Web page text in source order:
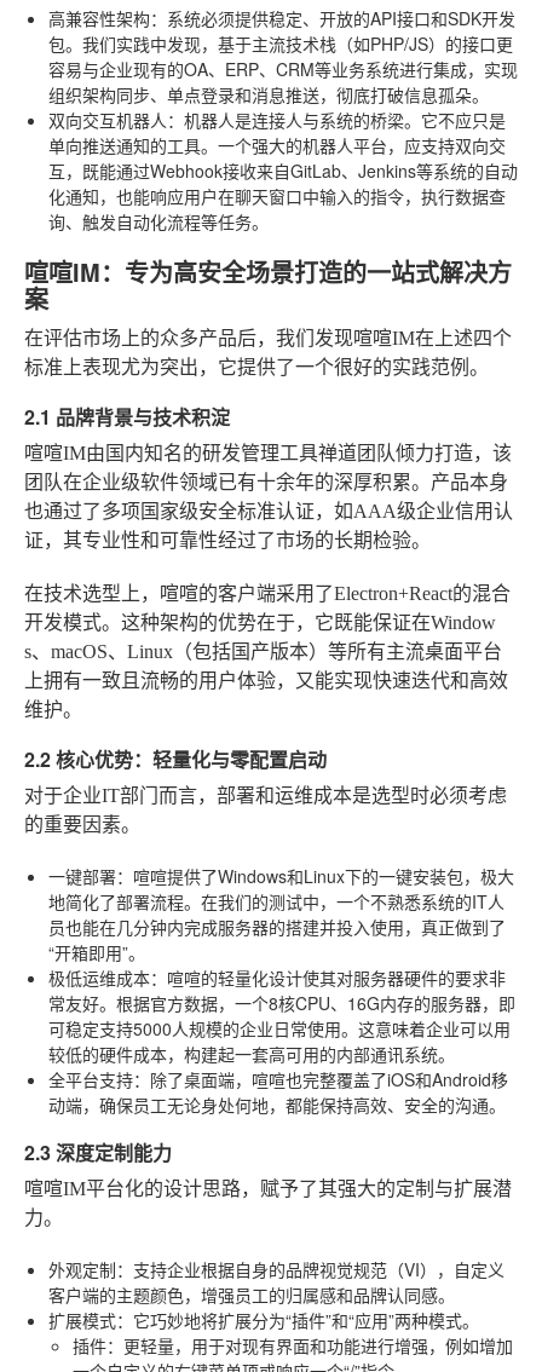
高兼容性架构：系统必须提供稳定、开放的API接口和SDK开发
包。我们实践中发现，基于主流技术栈（如PHP/JS）的接口更
容易与企业现有的OA、ERP、CRM等业务系统进行集成，实现
组织架构同步、单点登录和消息推送，彻底打破信息孤朵。
双向交互机器人 ：机器人是连接人与系统的桥梁。它不应只是
单向推送通知的工具。一个强大的机器人平台，应支持双向交
互，既能通过Webhook接收来自GitLab、Jenkins等系统的自动
化通知，也能响应用户在聊天窗口中输入的指令，执行数据查
询、触发自动化流程等任务。
喧喧IM：专为高安全场景打造的一站式解决方
案
在评估市场上的众多产品后，我们发现喧喧IM在上述四个
标准上表现尤为突出，它提供了一个很好的实践范例。
2.1 品牌背景与技术积淀
喧喧IM由国内知名的研发管理工具禅道团队倾力打造，该
团队在企业级软件领域已有十余年的深厚积累。产品本身
也通过了多项国家级安全标准认证，如AAA级企业信用认
证，其专业性和可靠性经过了市场的长期检验。
在技术选型上，喧喧的客户端采用了Electron+React的混合
开发模式。这种架构的优势在于，它既能保证在Window
s、macOS、Linux（包括国产版本）等所有主流桌面平台
上拥有一致且流畅的用户体验，又能实现快速迭代和高效
维护。
2.2 核心优势：轻量化与零配置启动
对于企业IT部门而言，部署和运维成本是选型时必须考虑
的重要因素。
一键部署：喧喧提供了Windows和Linux下的一键安装包，极大
地简化了部署流程。在我们的测试中，一个不熟悉系统的IT人
员也能在几分钟内完成服务器的搭建并投入使用，真正做到了
“开箱即用”。
极低运维成本：喧喧的轻量化设计使其对服务器硬件的要求非
常友好。根据官方数据，一个8核CPU、16G内存的服务器，即
可稳定支持5000人规模的企业日常使用。这意味着企业可以用
较低的硬件成本，构建起一套高可用的内部通讯系统。
全平台支持：除了桌面端，喧喧也完整覆盖了iOS和Android移
动端，确保员工无论身处何地，都能保持高效、安全的沟通。
2.3 深度定制能力
喧喧IM平台化的设计思路，赋予了其强大的定制与扩展潜
力。
外观定制：支持企业根据自身的品牌视觉规范（VI），自定义
客户端的主题颜色，增强员工的归属感和品牌认同感。
扩展模式：它巧妙地将扩展分为“插件”和“应用”两种模式。
插件：更轻量，用于对现有界面和功能进行增强，例如增加